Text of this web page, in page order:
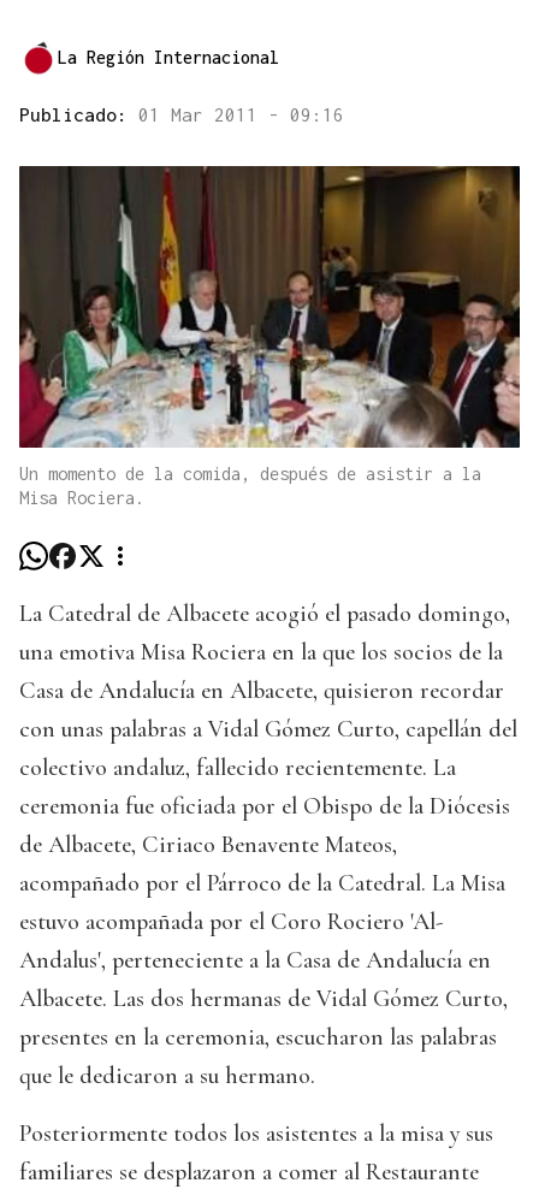
La Región Internacional
Publicado: 01 Mar 2011 - 09:16
Un momento de la comida, después de asistir a la
Misa Rociera.
La Catedral de Albacete acogió el pasado domingo,
una emotiva Misa Rociera en la que los socios de la
Casa de Andalucía en Albacete, quisieron recordar
con unas palabras a Vidal Gómez Curto, capellán del
colectivo andaluz, fallecido recientemente. La
ceremonia fue oficiada por el Obispo de la Diócesis
de Albacete, Ciriaco Benavente Mateos,
acompañado por el Párroco de la Catedral. La Misa
estuvo acompañada por el Coro Rociero 'Al-
Andalus', perteneciente a la Casa de Andalucía en
Albacete. Las dos hermanas de Vidal Gómez Curto,
presentes en la ceremonia, escucharon las palabras
que le dedicaron a su hermano.
Posteriormente todos los asistentes a la misa y sus
familiares se desplazaron a comer al Restaurante